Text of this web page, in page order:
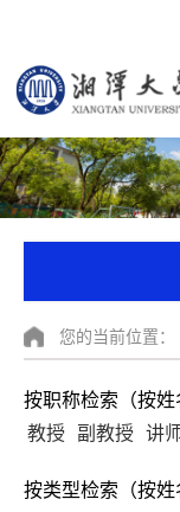
您的当前位置：
按职称检索（按姓
教授
副教授 讲
按类型检索（按姓